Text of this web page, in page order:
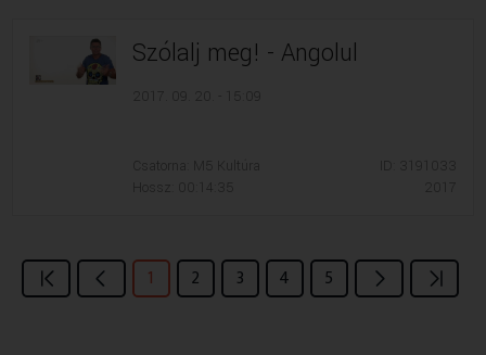
Szólalj meg! - Angolul
2017. 09. 20. - 15:09
Csatorna: M5 Kultúra
Hossz: 00:14:35
2017
1 2 3 4 5